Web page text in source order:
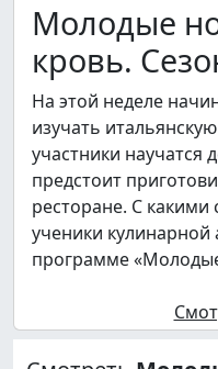
Молодые
кровь.
На этой неделе
изучать
участники научатся
предстоит
ресторане. С какими
ученики
программе